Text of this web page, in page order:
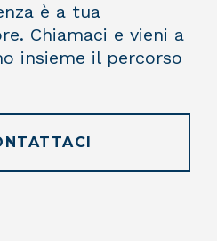
è a tua
Chiamaci e vieni a
insieme il percorso